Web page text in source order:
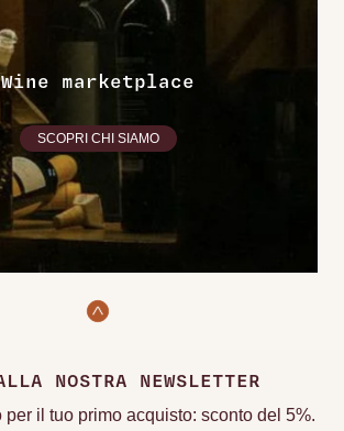
Wine marketplace
SCOPRI CHI SIAMO
NOSTRA NEWSLETTER
per il tuo primo acquisto: sconto del 5%.